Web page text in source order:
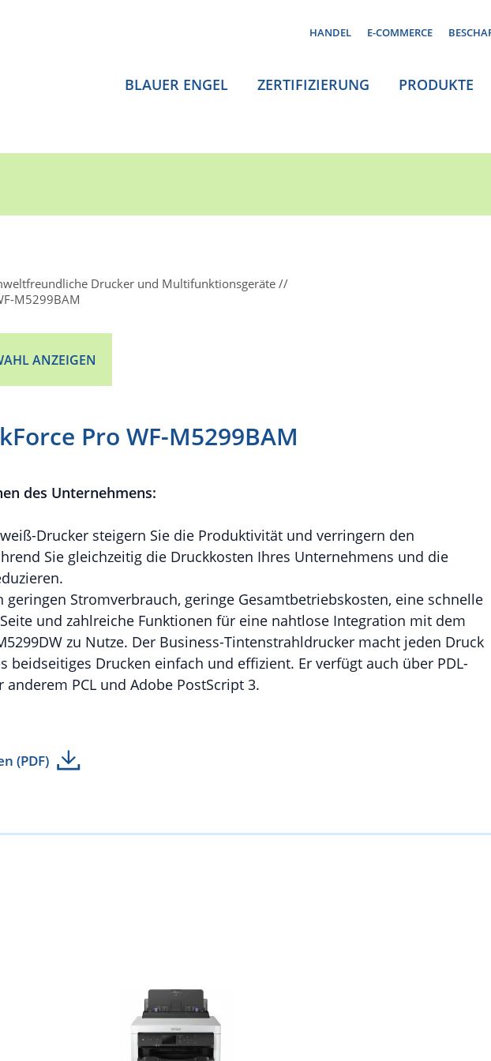
HANDEL E-COMMERCE
BLAUER ENGEL ZERTIFIZIERUNG PRODUKTE
Drucker und Multifunktionsgeräte
M5299BAM
ANZEIGEN
Pro WF-M5299BAM
des Unternehmens:
Drucker steigern Sie die Produktivität und verringern den
Sie gleichzeitig die Druckkosten Ihres Unternehmens und die
geringen Stromverbrauch, geringe Gesamtbetriebskosten, eine schnelle
und zahlreiche Funktionen für eine nahtlose Integration mit dem
zu Nutze. Der Business-Tintenstrahldrucker macht jeden Druck
beidseitiges Drucken einfach und effizient. Er verfügt auch über PDL-
PCL und Adobe PostScript 3.
(PDF)